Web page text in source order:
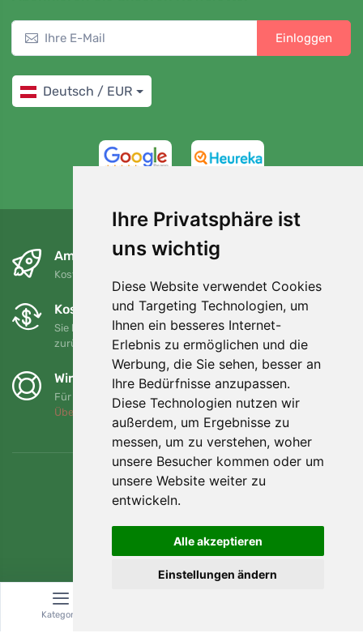
Ihre Privatsphäre ist
uns wichtig
Diese Website verwendet Cookies
und Targeting Technologien, um
Ihnen ein besseres Internet-
Erlebnis zu ermöglichen und die
Werbung, die Sie sehen, besser an
Ihre Bedürfnisse anzupassen.
Diese Technologien nutzen wir
außerdem, um Ergebnisse zu
messen, um zu verstehen, woher
unsere Besucher kommen oder um
unsere Website weiter zu
entwickeln.
Alle akzeptieren
Einstellungen ändern
Einloggen
Deutsch / EUR
Am nächsten Tag und kostenlos
Kostenloser Versand für Bestellungen über 80 EUR
Kostenloser Umtausch und Rückgabe
Sie können Ihre Bestellung jederzeit innerhalb von 90 Tagen
zurückgeben oder umtauschen.
Wir unterstützen Trees.org
Für jede Bestellung pflanzen wir einen Baum! Mehr lesen
Über uns
Kategorie